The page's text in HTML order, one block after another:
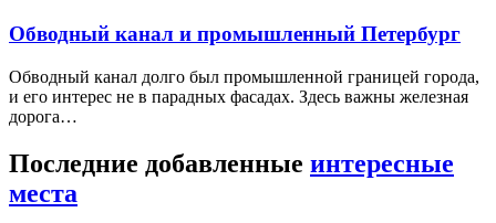
Обводный канал и промышленный Петербург
Обводный канал долго был промышленной границей города,
и его интерес не в парадных фасадах. Здесь важны железная
дорога…
Последние добавленные интересные
места